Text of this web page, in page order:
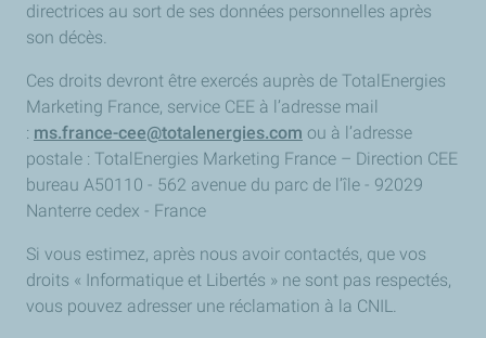
directrices au sort de ses données personnelles après
son décès.
Ces droits devront être exercés auprès de TotalEnergies
Marketing France, service CEE à l’adresse mail
: ms.france-cee@totalenergies.com ou à l’adresse
postale : TotalEnergies Marketing France – Direction CEE
bureau A50110 - 562 avenue du parc de l’île - 92029
Nanterre cedex - France
Si vous estimez, après nous avoir contactés, que vos
droits « Informatique et Libertés » ne sont pas respectés,
vous pouvez adresser une réclamation à la CNIL.